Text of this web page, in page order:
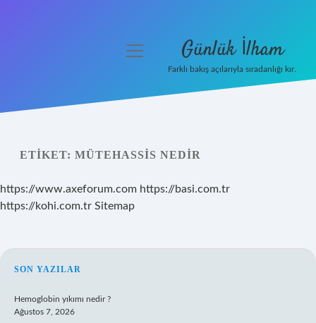
Yasal Uyarı
Hakkımızda
menüyü
Günlük İlham
Farklı bakış açılarıyla sıradanlığı kır.
ETIKET: MÜTEHASSIS NEDIR
https://www.axeforum.com https://basi.com.tr
https://kohi.com.tr Sitemap
SIDEBAR
SON YAZILAR
Hemoglobin yıkımı nedir ?
Ağustos 7, 2026